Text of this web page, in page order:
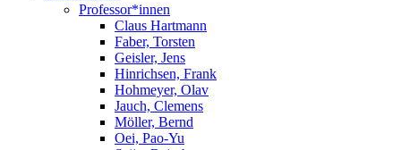
Professor*innen
Claus Hartmann
Faber, Torsten
Geisler, Jens
Hinrichsen, Frank
Hohmeyer, Olav
Jauch, Clemens
Möller, Bernd
Oei, Pao-Yu